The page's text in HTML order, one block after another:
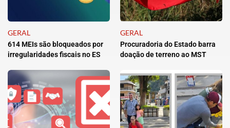
GERAL
614 MEIs são bloqueados por
irregularidades fiscais no ES
GERAL
Procuradoria do Estado barra
doação de terreno ao MST